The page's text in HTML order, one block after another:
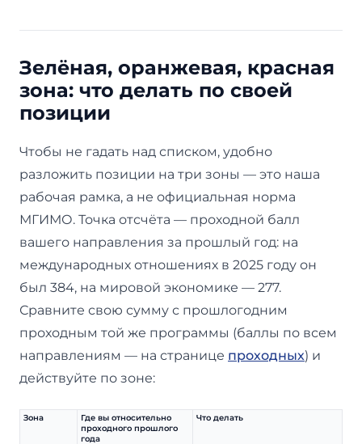
Зелёная, оранжевая, красная
зона: что делать по своей
позиции
Чтобы не гадать над списком, удобно
разложить позиции на три зоны — это наша
рабочая рамка, а не официальная норма
МГИМО. Точка отсчёта — проходной балл
вашего направления за прошлый год: на
международных отношениях в 2025 году он
был 384, на мировой экономике — 277.
Сравните свою сумму с прошлогодним
проходным той же программы (баллы по всем
направлениям — на странице проходных) и
действуйте по зоне:
Зона
Где вы относительно
проходного прошлого
года
Что делать